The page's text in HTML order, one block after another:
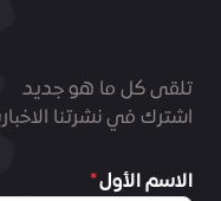
تلقى كل ما هو جديد
اشترك في نشرتنا
الاسم الأول